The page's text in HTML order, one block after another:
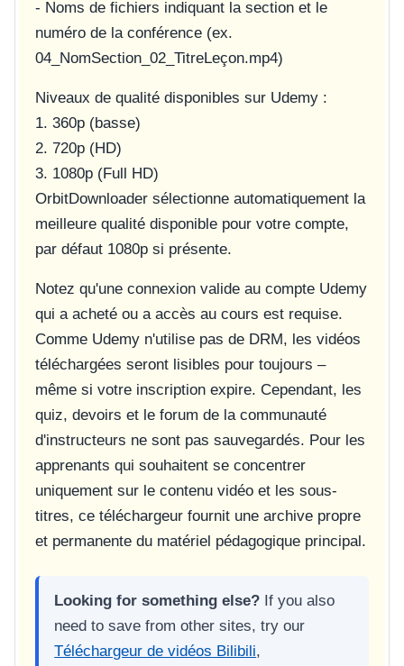
- Noms de fichiers indiquant la section et le
numéro de la conférence (ex.
04_NomSection_02_TitreLeçon.mp4)
Niveaux de qualité disponibles sur Udemy :
1. 360p (basse)
2. 720p (HD)
3. 1080p (Full HD)
OrbitDownloader sélectionne automatiquement la
meilleure qualité disponible pour votre compte,
par défaut 1080p si présente.
Notez qu'une connexion valide au compte Udemy
qui a acheté ou a accès au cours est requise.
Comme Udemy n'utilise pas de DRM, les vidéos
téléchargées seront lisibles pour toujours –
même si votre inscription expire. Cependant, les
quiz, devoirs et le forum de la communauté
d'instructeurs ne sont pas sauvegardés. Pour les
apprenants qui souhaitent se concentrer
uniquement sur le contenu vidéo et les sous-
titres, ce téléchargeur fournit une archive propre
et permanente du matériel pédagogique principal.
Looking for something else? If you also
need to save from other sites, try our
Téléchargeur de vidéos Bilibili,